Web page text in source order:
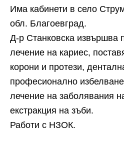
Има кабинети в село
обл. Благоевград.
Д-р Станковска извършва
лечение на кариес,
корони и протези,
професионално
лечение на заболявания
екстракция на зъби.
Работи с НЗОК.